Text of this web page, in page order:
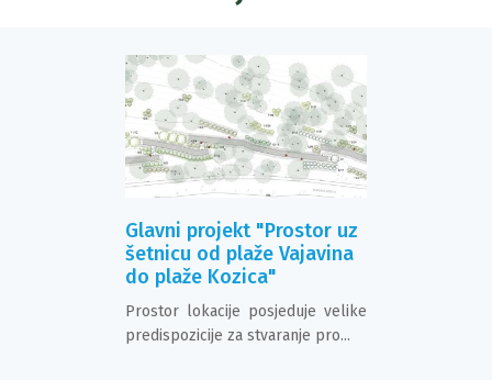
Glavni projekt "Prostor uz
šetnicu od plaže Vajavina
do plaže Kozica"
Prostor lokacije posjeduje velike
predispozicije za stvaranje pro...